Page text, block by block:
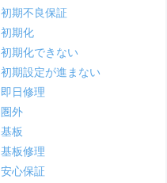
初期不良保証
初期化
初期化できない
初期設定が進まない
即日修理
圏外
基板
基板修理
安心保証